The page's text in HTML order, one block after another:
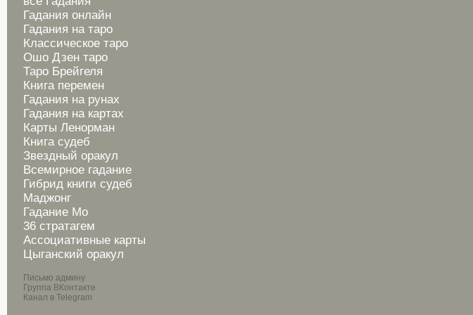
Гадания онлайн
Гадания на таро
Классическое таро
Ошо Дзен таро
Таро Брейгеля
Книга перемен
Гадания на рунах
Гадания на картах
Карты Ленорман
Книга судеб
Звездный оракул
Всемирное гадание
Гибрид книги судеб
Маджонг
Гадание Мо
36 стратагем
Ассоциативные карты
Цыганский оракул
Письмо админу
Группа ВКонтакте
Канал в Telegram